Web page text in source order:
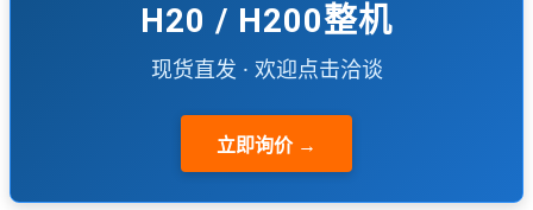
H20 / H200整机
现货直发 · 欢迎点击洽谈
立即询价 →